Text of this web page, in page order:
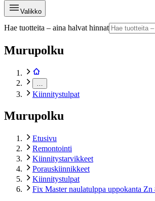
Valikko
Hae tuotteita – aina halvat hinnat
Murupolku
Kiinnitystulpat
Murupolku
Etusivu
Remontointi
Kiinnitystarvikkeet
Porauskiinnikkeet
Kiinnitystulpat
Fix Master naulatulppa uppokanta